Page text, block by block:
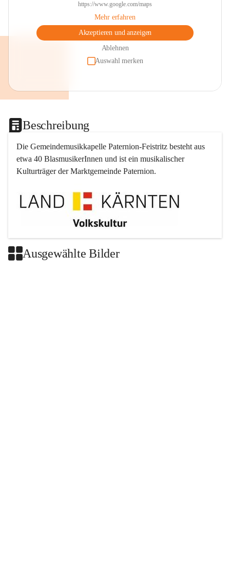
https://www.google.com/maps
Mehr erfahren
Akzeptieren und anzeigen
Ablehnen
Auswahl merken
Beschreibung
Die Gemeindemusikkapelle Paternion-Feistritz besteht aus
etwa 40 BlasmusikerInnen und ist ein musikalischer
Kulturträger der Marktgemeinde Paternion.
Ausgewählte Bilder